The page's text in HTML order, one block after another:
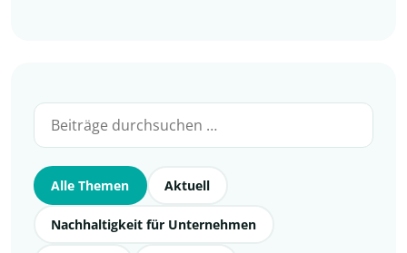
Alle Themen Aktuell
Nachhaltigkeit für Unternehmen